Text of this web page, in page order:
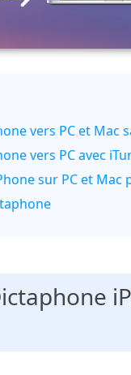
vers PC et Mac
vers PC avec
sur PC et Mac